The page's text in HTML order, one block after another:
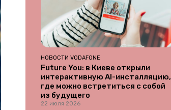
НОВОСТИ VODAFONE
Future You: в Киеве открыли
интерактивную AI-инсталляцию,
где можно встретиться с собой
из будущего
22 июля 2026